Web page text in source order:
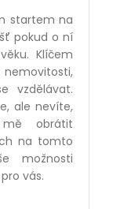
startem na
pokud o ní
Klíčem
vzdělávat.
ale nevíte,
obrátit
na tomto
možnosti
vás.